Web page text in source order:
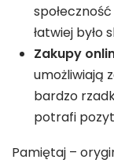
łatwiej było
Zakupy
umożliwiają
bardzo
potrafi
Pamiętaj –